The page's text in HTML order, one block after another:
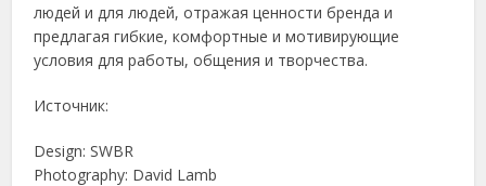
людей и для людей, отражая ценности бренда и
предлагая гибкие, комфортные и мотивирующие
условия для работы, общения и творчества.
Источник:
Design: SWBR
Photography: David Lamb